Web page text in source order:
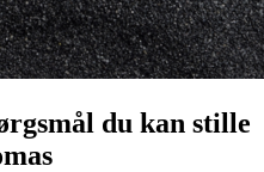
du kan stille